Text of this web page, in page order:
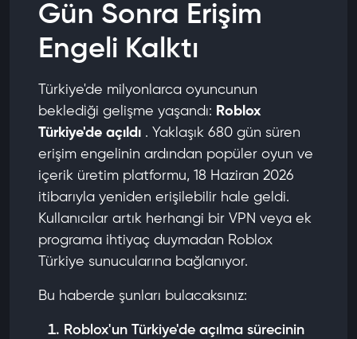
Roblox'a VPN olmadan nasıl giriş yapılır?
Robux nereden güvenle satın alınır?
Gün Sonra Erişim
Engeli Kalktı
Türkiye'de milyonlarca oyuncunun
beklediği gelişme yaşandı: Roblox
Türkiye'de açıldı . Yaklaşık 680 gün süren
erişim engelinin ardından popüler oyun ve
içerik üretim platformu, 18 Haziran 2026
itibarıyla yeniden erişilebilir hale geldi.
Kullanıcılar artık herhangi bir VPN veya ek
programa ihtiyaç duymadan Roblox
Türkiye sunucularına bağlanıyor.
Bu haberde şunları bulacaksınız:
Roblox'un Türkiye'de açılma sürecinin